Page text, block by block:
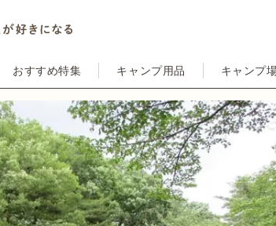
おすすめ特集 キャンプ用品 キャンプ